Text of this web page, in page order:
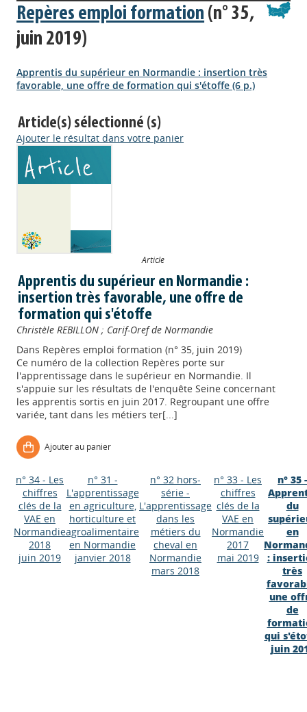
Repères emploi formation (n° 35,
juin 2019)
Apprentis du supérieur en Normandie : insertion très
favorable, une offre de formation qui s'étoffe (6 p.)
Article(s) sélectionné (s)
Ajouter le résultat dans votre panier
Article
Apprentis du supérieur en Normandie :
insertion très favorable, une offre de
formation qui s'étoffe
Christèle REBILLON ; Carif-Oref de Normandie
Dans Repères emploi formation (n° 35, juin 2019)
Ce numéro de la collection Repères porte sur
l'apprentissage dans le supérieur en Normandie. Il
s'appuie sur les résultats de l'enquête Seine concernant
les apprentis sortis en juin 2017. Regroupant une offre
variée, tant dans les métiers ter[...]
Ajouter au panier
n° 34 - Les
chiffres
clés de la
VAE en
Normandie
2018
juin 2019
n° 31 -
L'apprentissage
en agriculture,
horticulture et
agroalimentaire
en Normandie
janvier 2018
n° 32 hors-
série -
L'apprentissage
dans les
métiers du
cheval en
Normandie
mars 2018
n° 33 - Les
chiffres
clés de la
VAE en
Normandie
2017
mai 2019
n° 35 -
du
en
:
très
une
de
qui
juin